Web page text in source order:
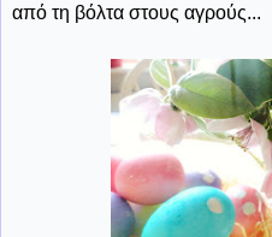
από τη βόλτα στους αγρούς...